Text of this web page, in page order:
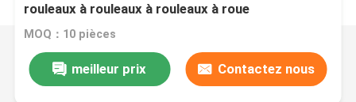
rouleaux à rouleaux à rouleaux à roue
MOQ：10 pièces
meilleur prix Contactez nous